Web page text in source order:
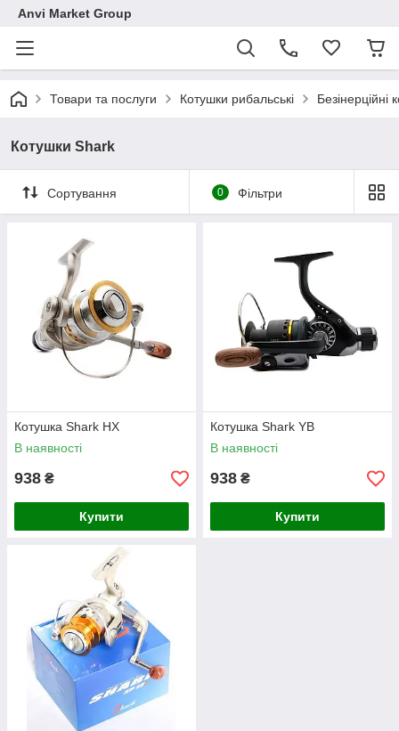
Anvi Market Group
Товари та послуги Котушки рибальські Безінерційні
Котушки Shark
Сортування 0 Фільтри
Котушка Shark HX
В наявності
938 ₴
Купити
Котушка Shark YB
В наявності
938 ₴
Купити